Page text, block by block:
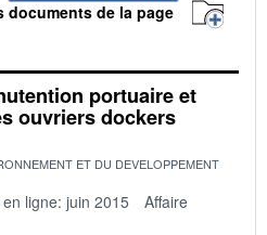
documents de la page
portuaire et
ouvriers dockers
ET DU DEVELOPPEMENT
ligne: juin 2015
Affaire